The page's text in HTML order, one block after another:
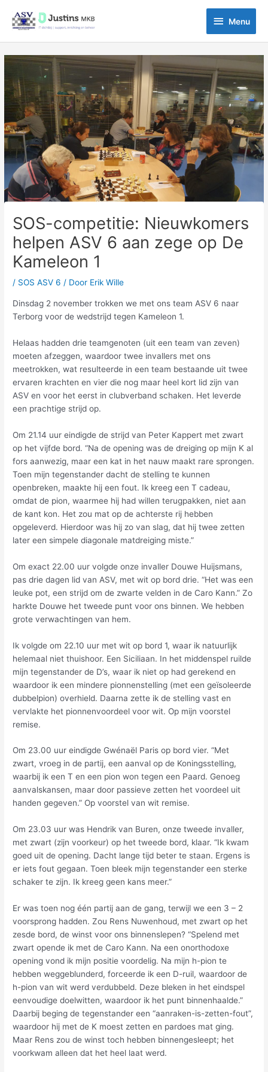
naar
inhoud
Menu
Menu
SOS-competitie: Nieuwkomers
helpen ASV 6 aan zege op De
Kameleon 1
/ SOS ASV 6 / Door Erik Wille
Dinsdag 2 november trokken we met ons team ASV 6 naar
Terborg voor de wedstrijd tegen Kameleon 1.
Helaas hadden drie teamgenoten (uit een team van zeven)
moeten afzeggen, waardoor twee invallers met ons
meetrokken, wat resulteerde in een team bestaande uit twee
ervaren krachten en vier die nog maar heel kort lid zijn van
ASV en voor het eerst in clubverband schaken. Het leverde
een prachtige strijd op.
Om 21.14 uur eindigde de strijd van Peter Kappert met zwart
op het vijfde bord. “Na de opening was de dreiging op mijn K al
fors aanwezig, maar een kat in het nauw maakt rare sprongen.
Toen mijn tegenstander dacht de stelling te kunnen
openbreken, maakte hij een fout. Ik kreeg een T cadeau,
omdat de pion, waarmee hij had willen terugpakken, niet aan
de kant kon. Het zou mat op de achterste rij hebben
opgeleverd. Hierdoor was hij zo van slag, dat hij twee zetten
later een simpele diagonale matdreiging miste.”
Om exact 22.00 uur volgde onze invaller Douwe Huijsmans,
pas drie dagen lid van ASV, met wit op bord drie. “Het was een
leuke pot, een strijd om de zwarte velden in de Caro Kann.” Zo
harkte Douwe het tweede punt voor ons binnen. We hebben
grote verwachtingen van hem.
Ik volgde om 22.10 uur met wit op bord 1, waar ik natuurlijk
helemaal niet thuishoor. Een Siciliaan. In het middenspel ruilde
mijn tegenstander de D’s, waar ik niet op had gerekend en
waardoor ik een mindere pionnenstelling (met een geïsoleerde
dubbelpion) overhield. Daarna zette ik de stelling vast en
vervlakte het pionnenvoordeel voor wit. Op mijn voorstel
remise.
Om 23.00 uur eindigde Gwénaël Paris op bord vier. “Met
zwart, vroeg in de partij, een aanval op de Koningsstelling,
waarbij ik een T en een pion won tegen een Paard. Genoeg
aanvalskansen, maar door passieve zetten het voordeel uit
handen gegeven.” Op voorstel van wit remise.
Om 23.03 uur was Hendrik van Buren, onze tweede invaller,
met zwart (zijn voorkeur) op het tweede bord, klaar. “Ik kwam
goed uit de opening. Dacht lange tijd beter te staan. Ergens is
er iets fout gegaan. Toen bleek mijn tegenstander een sterke
schaker te zijn. Ik kreeg geen kans meer.”
Er was toen nog één partij aan de gang, terwijl we een 3 – 2
voorsprong hadden. Zou Rens Nuwenhoud, met zwart op het
zesde bord, de winst voor ons binnenslepen? “Spelend met
zwart opende ik met de Caro Kann. Na een onorthodoxe
opening vond ik mijn positie voordelig. Na mijn h-pion te
hebben weggeblunderd, forceerde ik een D-ruil, waardoor de
h-pion van wit werd verdubbeld. Deze bleken in het eindspel
eenvoudige doelwitten, waardoor ik het punt binnenhaalde.”
Daarbij beging de tegenstander een “aanraken-is-zetten-fout”,
waardoor hij met de K moest zetten en pardoes mat ging.
Maar Rens zou de winst toch hebben binnengesleept; het
voorkwam alleen dat het heel laat werd.
Bericht
navigatie